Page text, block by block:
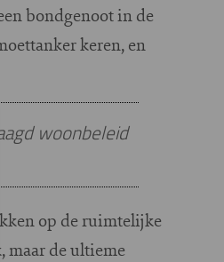
bondgenoot in de
keren, en
woonbeleid
op de ruimtelijke
maar de ultieme